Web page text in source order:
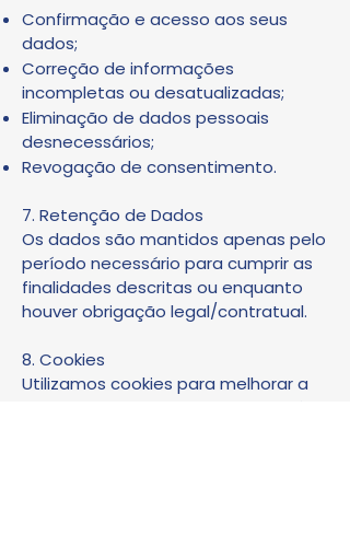
Confirmação e acesso aos seus
dados;
Correção de informações
incompletas ou desatualizadas;
Eliminação de dados pessoais
desnecessários;
Revogação de consentimento.
7. Retenção de Dados
Os dados são mantidos apenas pelo
período necessário para cumprir as
finalidades descritas ou enquanto
houver obrigação legal/contratual.
8. Cookies
Utilizamos cookies para melhorar a